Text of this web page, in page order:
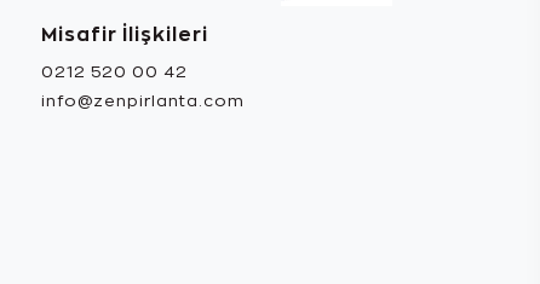
Misafir İlişkileri
0212 520 00 42
info@zenpirlanta.com